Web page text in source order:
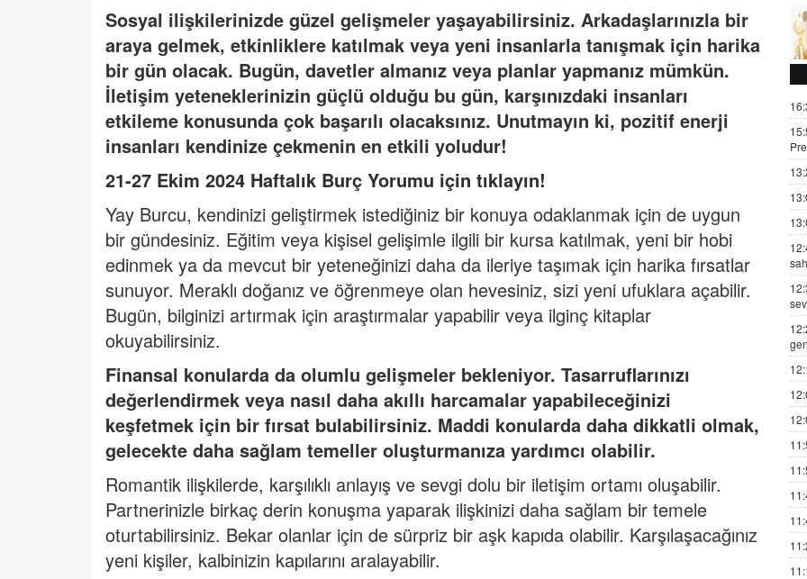
Sosyal ilişkilerinizde güzel gelişmeler yaşayabilirsiniz. Arkadaşlarınızla bir
araya gelmek, etkinliklere katılmak veya yeni insanlarla tanışmak için harika
bir gün olacak. Bugün, davetler almanız veya planlar yapmanız mümkün.
İletişim yeteneklerinizin güçlü olduğu bu gün, karşınızdaki insanları
etkileme konusunda çok başarılı olacaksınız. Unutmayın ki, pozitif enerji
insanları kendinize çekmenin en etkili yoludur!
21-27 Ekim 2024 Haftalık Burç Yorumu için tıklayın!
Yay Burcu, kendinizi geliştirmek istediğiniz bir konuya odaklanmak için de uygun
bir gündesiniz. Eğitim veya kişisel gelişimle ilgili bir kursa katılmak, yeni bir hobi
edinmek ya da mevcut bir yeteneğinizi daha da ileriye taşımak için harika fırsatlar
sunuyor. Meraklı doğanız ve öğrenmeye olan hevesiniz, sizi yeni ufuklara açabilir.
Bugün, bilginizi artırmak için araştırmalar yapabilir veya ilginç kitaplar
okuyabilirsiniz.
Finansal konularda da olumlu gelişmeler bekleniyor. Tasarruflarınızı
değerlendirmek veya nasıl daha akıllı harcamalar yapabileceğinizi
keşfetmek için bir fırsat bulabilirsiniz. Maddi konularda daha dikkatli olmak,
gelecekte daha sağlam temeller oluşturmanıza yardımcı olabilir.
Romantik ilişkilerde, karşılıklı anlayış ve sevgi dolu bir iletişim ortamı oluşabilir.
Partnerinizle birkaç derin konuşma yaparak ilişkinizi daha sağlam bir temele
oturtabilirsiniz. Bekar olanlar için de sürpriz bir aşk kapıda olabilir. Karşılaşacağınız
yeni kişiler, kalbinizin kapılarını aralayabilir.